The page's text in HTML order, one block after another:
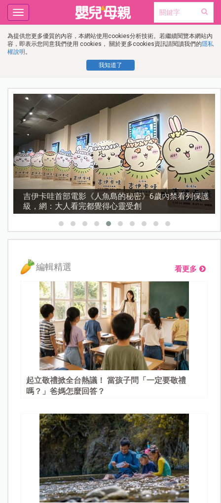
為提供您更多優質的內容，本網站使用cookies分析技術。若繼續閱覽本網站內
容，即表示您同意我們使用 cookies， 關於更多cookies資訊請閱讀我們的隱私
權說明 。
我知道了
Toggle
navigation
資優教育15問！師鐸獎名師陳宥妤：資優教育的核心，
不是成績而是讀懂孩子的心理準備度
編輯精選 看更多
起立敬禮掀全台熱議！ 當孩子問「一定要敬禮
嗎？」爸媽怎麼回答？